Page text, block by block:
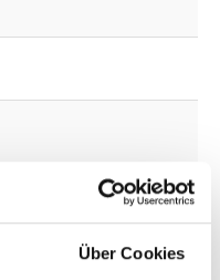
Über Cookies